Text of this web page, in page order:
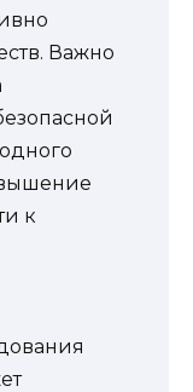
Важно
к